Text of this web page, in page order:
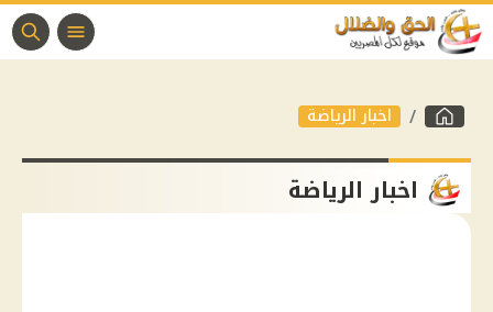
اخبار الرياضة
اخبار الرياضة